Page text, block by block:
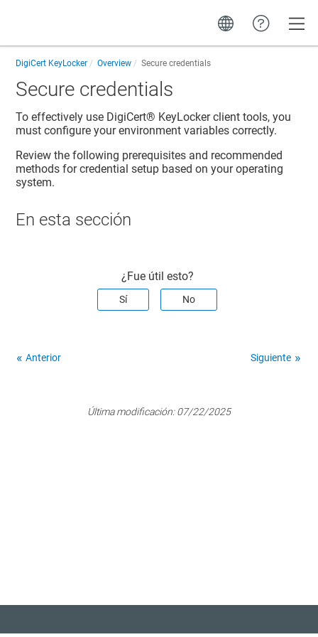
DigiCert KeyLocker Overview Secure credentials
Secure credentials
To effectively use DigiCert​​®​​ KeyLockerclient tools, you
must configure your environment variables correctly.
Review the following prerequisites and recommended
methods for credential setup based on your operating
system.
En esta sección
¿Fue útil esto?
Sí No
Anterior Siguiente
Última modificación:07/22/2025